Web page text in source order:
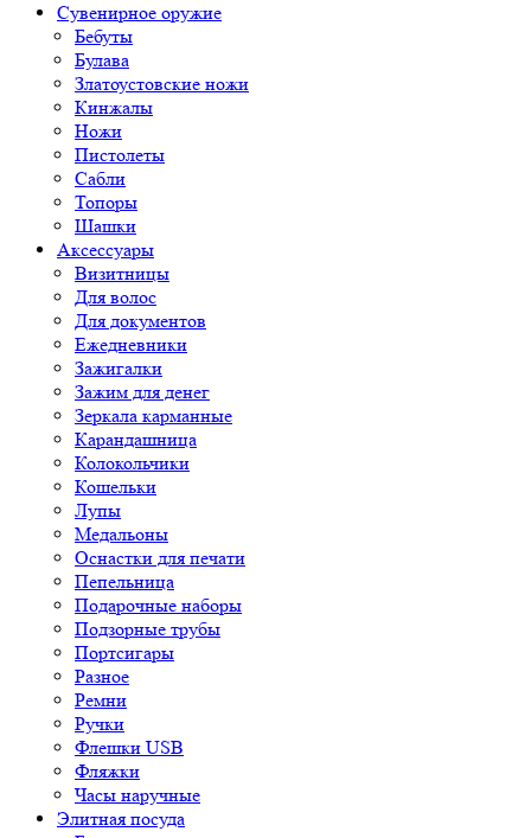
Сувенирное оружие
Бебуты
Булава
Златоустовские ножи
Кинжалы
Ножи
Пистолеты
Сабли
Топоры
Шашки
Аксессуары
Визитницы
Для волос
Для документов
Ежедневники
Зажигалки
Зажим для денег
Зеркала карманные
Карандашница
Колокольчики
Кошельки
Лупы
Медальоны
Оснастки для печати
Пепельница
Подарочные наборы
Подзорные трубы
Портсигары
Разное
Ремни
Ручки
Флешки USB
Фляжки
Часы наручные
Элитная посуда